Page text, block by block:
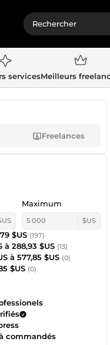
servicesMeilleurs
Freelances
Maximum
$US
$US (197)
à 288,93 $US (13)
à 577,85 $US (0)
$US (0)
commandés